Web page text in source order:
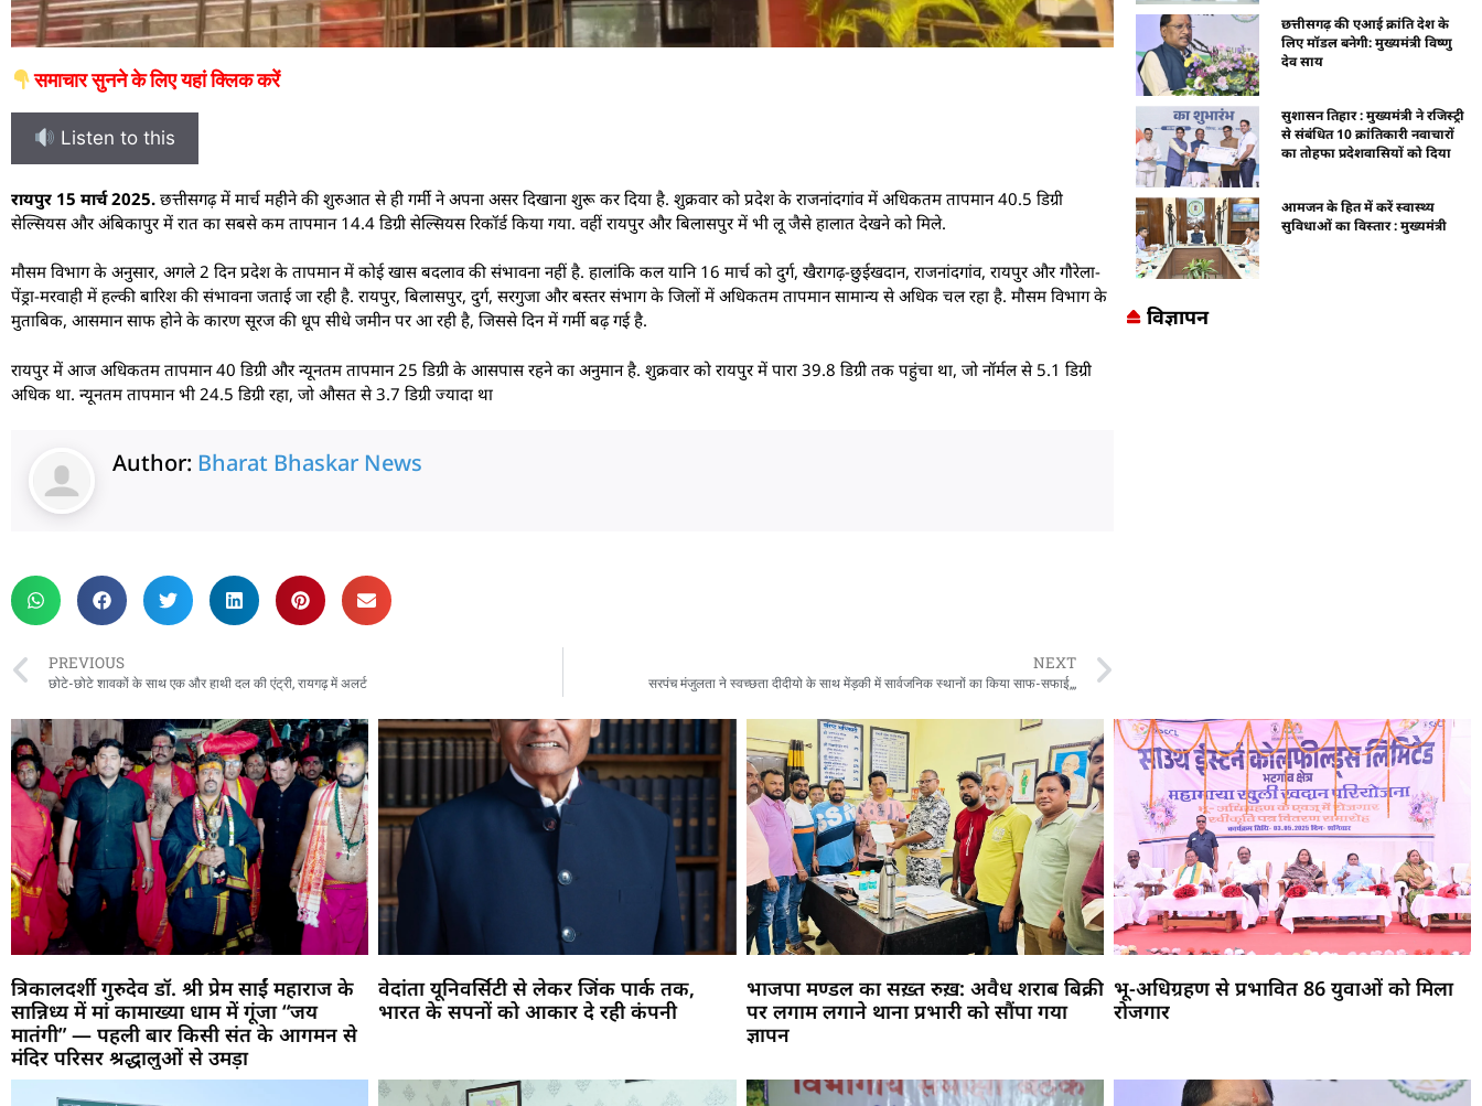
समाचार सुनने के लिए यहां क्लिक करें
Listen to this
रायपुर 15 मार्च 2025. छत्तीसगढ़ में मार्च महीने की शुरुआत से ही गर्मी ने अपना असर दिखाना शुरू कर दिया है. शुक्रवार को प्रदेश के राजनांदगांव में अधिकतम तापमान 40.5 डिग्री
सेल्सियस और अंबिकापुर में रात का सबसे कम तापमान 14.4 डिग्री सेल्सियस रिकॉर्ड किया गया. वहीं रायपुर और बिलासपुर में भी लू जैसे हालात देखने को मिले.
मौसम विभाग के अनुसार, अगले 2 दिन प्रदेश के तापमान में कोई खास बदलाव की संभावना नहीं है. हालांकि कल यानि 16 मार्च को दुर्ग, खैरागढ़-छुईखदान, राजनांदगांव, रायपुर और गौरेला-
पेंड्रा-मरवाही में हल्की बारिश की संभावना जताई जा रही है. रायपुर, बिलासपुर, दुर्ग, सरगुजा और बस्तर संभाग के जिलों में अधिकतम तापमान सामान्य से अधिक चल रहा है. मौसम विभाग के
मुताबिक, आसमान साफ होने के कारण सूरज की धूप सीधे जमीन पर आ रही है, जिससे दिन में गर्मी बढ़ गई है.
रायपुर में आज अधिकतम तापमान 40 डिग्री और न्यूनतम तापमान 25 डिग्री के आसपास रहने का अनुमान है. शुक्रवार को रायपुर में पारा 39.8 डिग्री तक पहुंचा था, जो नॉर्मल से 5.1 डिग्री
अधिक था. न्यूनतम तापमान भी 24.5 डिग्री रहा, जो औसत से 3.7 डिग्री ज्यादा था
Author: Bharat Bhaskar News
PREVIOUS
छोटे-छोटे शावकों के साथ एक और हाथी दल की एंट्री, रायगढ़ में अलर्ट
NEXT
सरपंच मंजुलता ने स्वच्छता दीदीयो के साथ मेंड़की में सार्वजनिक स्थानों का किया साफ-सफाई,,,
छत्तीसगढ़ की एआई क्रांति देश के
लिए मॉडल बनेगी: मुख्यमंत्री विष्णु
देव साय
सुशासन तिहार : मुख्यमंत्री ने रजिस्ट्री
से संबंधित 10 क्रांतिकारी नवाचारों
का तोहफा प्रदेशवासियों को दिया
आमजन के हित में करें स्वास्थ्य
सुविधाओं का विस्तार : मुख्यमंत्री
विज्ञापन
त्रिकालदर्शी गुरुदेव डॉ. श्री प्रेम साईं महाराज के
सान्निध्य में मां कामाख्या धाम में गूंजा “जय
मातंगी” — पहली बार किसी संत के आगमन से
मंदिर परिसर श्रद्धालुओं से उमड़ा
वेदांता यूनिवर्सिटी से लेकर जिंक पार्क तक,
भारत के सपनों को आकार दे रही कंपनी
भाजपा मण्डल का सख़्त रुख़: अवैध शराब बिक्री
पर लगाम लगाने थाना प्रभारी को सौंपा गया
ज्ञापन
भू-अधिग्रहण से प्रभावित 86 युवाओं को मिला
रोजगार